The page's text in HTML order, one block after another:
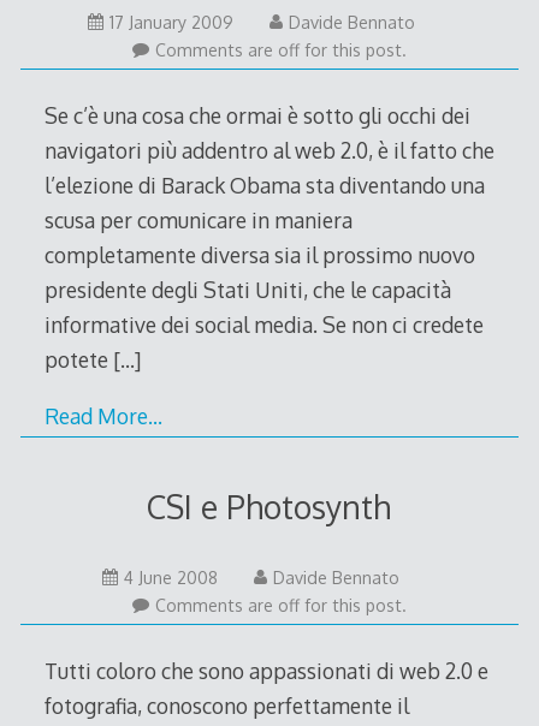
17 January 200917
January
2009
Davide Bennato
Comments are off for this post.
Se c’è una cosa che ormai è sotto gli occhi dei
navigatori più addentro al web 2.0, è il fatto che
l’elezione di Barack Obama sta diventando una
scusa per comunicare in maniera
completamente diversa sia il prossimo nuovo
presidente degli Stati Uniti, che le capacità
informative dei social media. Se non ci credete
potete […]
Read More…
CSI e Photosynth
4 June 2008
June
2008
Davide Bennato
Comments are off for this post.
Tutti coloro che sono appassionati di web 2.0 e
fotografia, conoscono perfettamente il